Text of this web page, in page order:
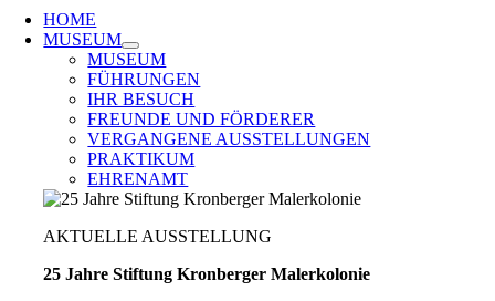
Navigation
HOME
MUSEUM
MUSEUM
FÜHRUNGEN
IHR BESUCH
FREUNDE UND FÖRDERER
VERGANGENE AUSSTELLUNGEN
PRAKTIKUM
EHRENAMT
AKTUELLE AUSSTELLUNG
25 Jahre Stiftung Kronberger Malerkolonie